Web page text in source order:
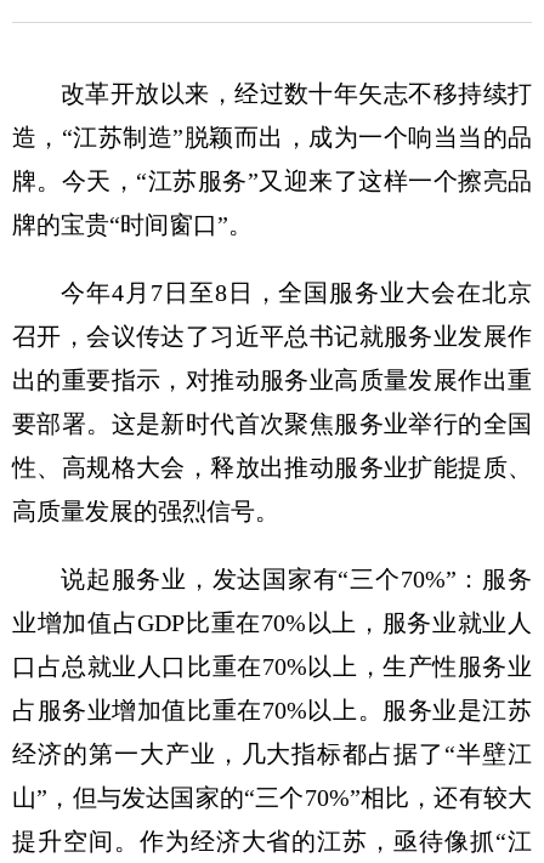
改革开放以来，经过数十年矢志不移持续打
造，“江苏制造”脱颖而出，成为一个响当当的品
牌。今天，“江苏服务”又迎来了这样一个擦亮品
牌的宝贵“时间窗口”。
今年4月7日至8日，全国服务业大会在北京
召开，会议传达了习近平总书记就服务业发展作
出的重要指示，对推动服务业高质量发展作出重
要部署。这是新时代首次聚焦服务业举行的全国
性、高规格大会，释放出推动服务业扩能提质、
高质量发展的强烈信号。
说起服务业，发达国家有“三个70%”：服务
业增加值占GDP比重在70%以上，服务业就业人
口占总就业人口比重在70%以上，生产性服务业
占服务业增加值比重在70%以上。服务业是江苏
经济的第一大产业，几大指标都占据了“半壁江
山”，但与发达国家的“三个70%”相比，还有较大
提升空间。作为经济大省的江苏，亟待像抓“江